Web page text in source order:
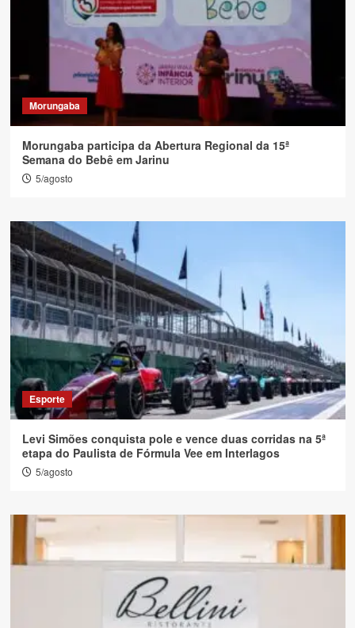
Morungaba
Morungaba participa da Abertura Regional da 15ª
Semana do Bebê em Jarinu
5/agosto
Esporte
Levi Simões conquista pole e vence duas corridas na 5ª
etapa do Paulista de Fórmula Vee em Interlagos
5/agosto